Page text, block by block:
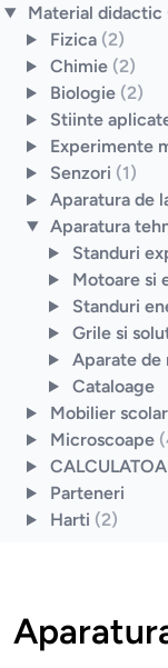
Material didactic
Fizica (2)
Chimie (2)
Biologie (2)
Stiinte
Experimente
Senzori (1)
Aparatura de
Aparatura
Standuri
Motoare si
Standuri
Grile si
Aparate de
Cataloage
Mobilier
Microscoape
Parteneri
Harti (2)